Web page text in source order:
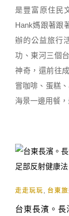
是豐富原住民
Hank媽跟著跟
辦的公益旅行
功、東河三個
神奇，還前往
嘗咖啡、蛋糕
海景一邊用餐
走走玩玩 台東
台東長濱。長